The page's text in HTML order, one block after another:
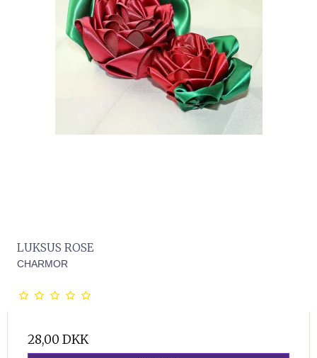
LUKSUS ROSE
CHARMOR
28,00 DKK